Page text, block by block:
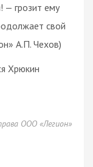
— грозит ему
свой
А.П. Чехов)
Хрюкин
ООО «Легион»